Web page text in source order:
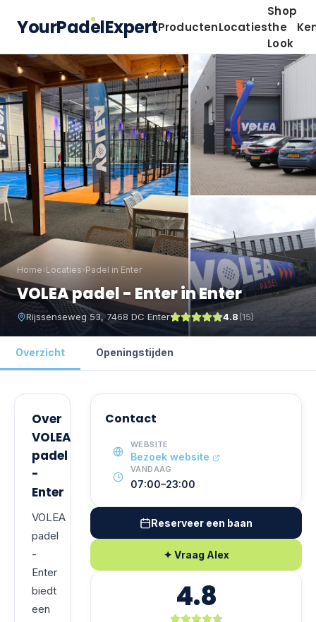
YourPadelExpertProductenLocaties
Shop
the
Look
Home›Locaties›Padel in Enter
VOLEA padel - Enter in Enter
Rijssenseweg 53, 7468 DC Enter 4.8(15)
Overzicht Openingstijden
Over
VOLEA
padel
-
Enter
VOLEA
padel
-
Enter
biedt
een
Contact
WEBSITE
Bezoek website
VANDAAG
07:00–23:00
Reserveer een baan
✦ Vraag Alex
4.8